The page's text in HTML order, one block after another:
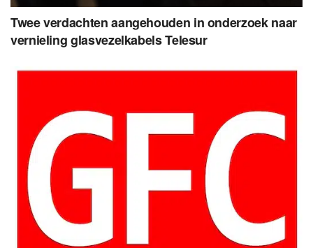
Twee verdachten aangehouden in onderzoek naar
vernieling glasvezelkabels Telesur